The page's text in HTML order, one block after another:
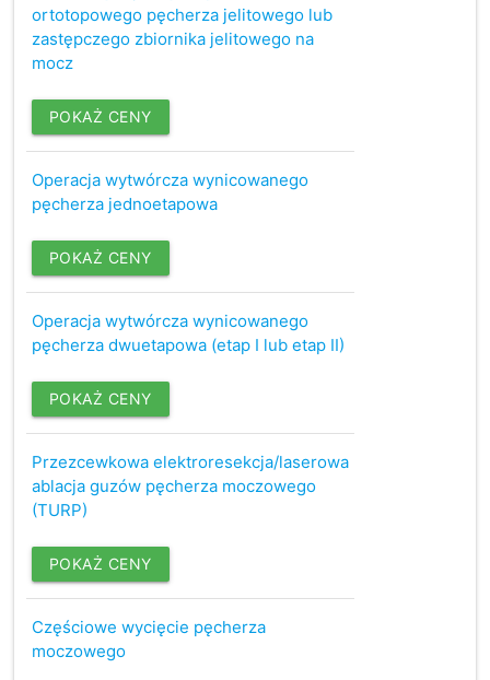
ortotopowego pęcherza jelitowego lub
zastępczego zbiornika jelitowego na
mocz
POKAŻ CENY
Operacja wytwórcza wynicowanego
pęcherza jednoetapowa
POKAŻ CENY
Operacja wytwórcza wynicowanego
pęcherza dwuetapowa (etap I lub etap II)
POKAŻ CENY
Przezcewkowa elektroresekcja/laserowa
ablacja guzów pęcherza moczowego
(TURP)
POKAŻ CENY
Częściowe wycięcie pęcherza
moczowego